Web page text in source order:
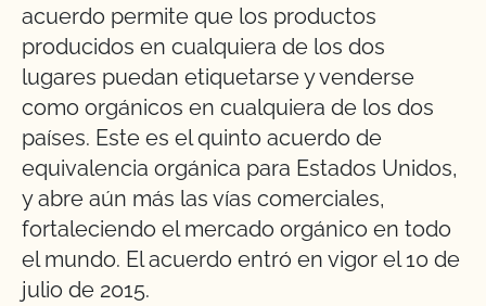
acuerdo permite que los productos
producidos en cualquiera de los dos
lugares puedan etiquetarse y venderse
como orgánicos en cualquiera de los dos
países. Este es el quinto acuerdo de
equivalencia orgánica para Estados Unidos,
y abre aún más las vías comerciales,
fortaleciendo el mercado orgánico en todo
el mundo. El acuerdo entró en vigor el 10 de
julio de 2015.